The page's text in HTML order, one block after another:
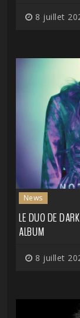
8 juillet
News
LE DUO DE
ALBUM
8 juillet